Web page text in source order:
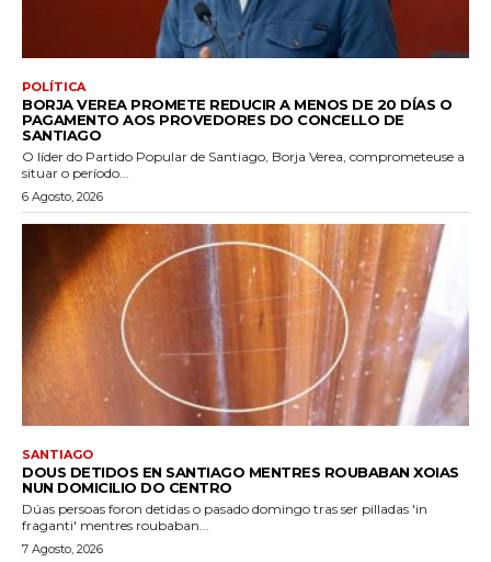
POLÍTICA
BORJA VEREA PROMETE REDUCIR A MENOS DE 20 DÍAS O
PAGAMENTO AOS PROVEDORES DO CONCELLO DE
SANTIAGO
O líder do Partido Popular de Santiago, Borja Verea, comprometeuse a
situar o período...
6 Agosto, 2026
SANTIAGO
DOUS DETIDOS EN SANTIAGO MENTRES ROUBABAN XOIAS
NUN DOMICILIO DO CENTRO
Dúas persoas foron detidas o pasado domingo tras ser pilladas 'in
fraganti' mentres roubaban...
7 Agosto, 2026